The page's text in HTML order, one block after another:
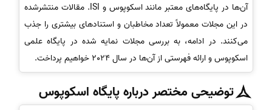
آن‌ها در پایگاه‌های معتبر مانند اسکوپوس و ISI. مقالات منتشرشده
در این مجلات معمولاً تعداد مخاطبان و استنادهای بیشتری را جذب
می‌کنند. در ادامه، به بررسی مجلات نمایه شده در پایگاه علمی
اسکوپوس و ارائه فهرستی از آن‌ها در سال 2024 خواهیم پرداخت.
توضیحی مختصر درباره پایگاه اسکوپوس